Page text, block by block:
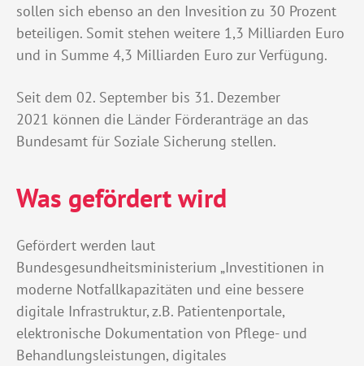
sollen sich ebenso an den Invesition zu 30 Prozent
beteiligen. Somit stehen weitere 1,3 Milliarden Euro
und in Summe 4,3 Milliarden Euro zur Verfügung.
Seit dem 02. September bis 31. Dezember
2021 können die Länder Förderanträge an das
Bundesamt für Soziale Sicherung stellen.
Was gefördert wird
Gefördert werden laut
Bundesgesundheitsministerium „Investitionen in
moderne Notfallkapazitäten und eine bessere
digitale Infrastruktur, z.B. Patientenportale,
elektronische Dokumentation von Pflege- und
Behandlungsleistungen, digitales